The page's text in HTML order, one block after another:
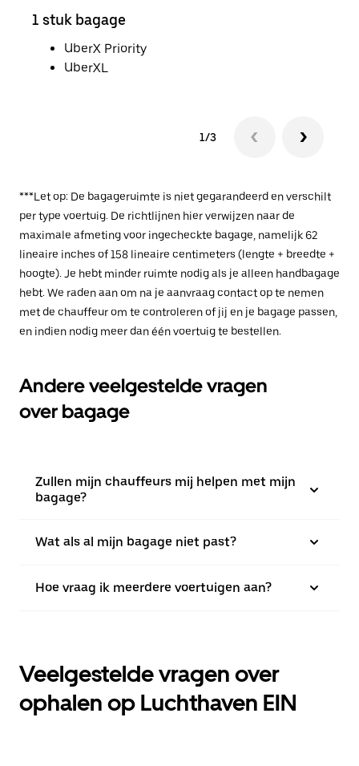
1 stuk bagage
UberX Priority
UberXL
1/3
***Let op: De bagageruimte is niet gegarandeerd en verschilt
per type voertuig. De richtlijnen hier verwijzen naar de
maximale afmeting voor ingecheckte bagage, namelijk 62
lineaire inches of 158 lineaire centimeters (lengte + breedte +
hoogte). Je hebt minder ruimte nodig als je alleen handbagage
hebt. We raden aan om na je aanvraag contact op te nemen
met de chauffeur om te controleren of jij en je bagage passen,
en indien nodig meer dan één voertuig te bestellen.
Andere veelgestelde vragen
over bagage
Zullen mijn chauffeurs mij helpen met mijn
bagage?
Wat als al mijn bagage niet past?
Hoe vraag ik meerdere voertuigen aan?
Veelgestelde vragen over
ophalen op Luchthaven EIN